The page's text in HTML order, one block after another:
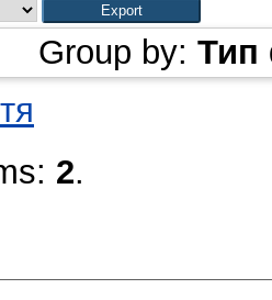
Group by: Тип
2.